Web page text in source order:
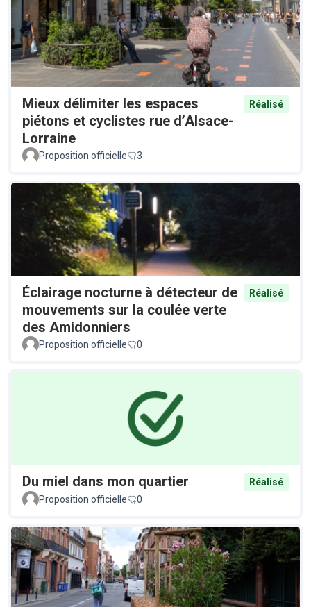
Mieux délimiter les espaces
piétons et cyclistes rue d’Alsace-
Lorraine
Réalisé
Proposition officielle 3
Éclairage nocturne à détecteur de
mouvements sur la coulée verte
des Amidonniers
Réalisé
Proposition officielle 0
Du miel dans mon quartier
Réalisé
Proposition officielle
0